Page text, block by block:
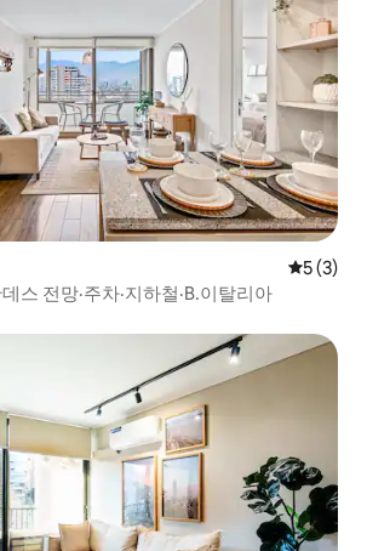
평점 5점
5 (3)
스 전망·주차·지하철·B.이탈리아